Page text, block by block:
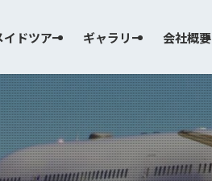
ドツアー ギャラリー 会社概要